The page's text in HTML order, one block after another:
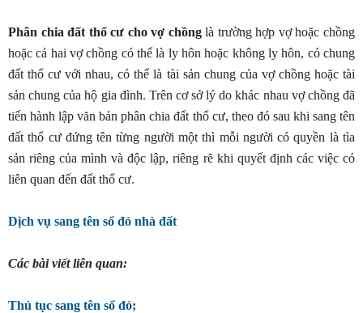
Phân chia đất thổ cư cho vợ chồnglà trường hợp vợ hoặc chồng
hoặc cả hai vợ chồng có thể là ly hôn hoặc không ly hôn, có chung
đất thổ cư với nhau, có thể là tài sản chung của vợ chồng hoặc tài
sản chung của hộ gia đình. Trên cơ sở lý do khác nhau vợ chồng đã
tiến hành lập văn bản phân chia đất thổ cư, theo đó sau khi sang tên
đất thổ cư đứng tên từng người một thì mỗi người có quyền là tìa
sản riêng của mình và độc lập, riêng rẽ khi quyết định các việc có
liên quan đến đất thổ cư.
Dịch vụ sang tên sổ đỏ nhà đất
Các bài viết liên quan:
Thủ tục sang tên sổ đỏ;